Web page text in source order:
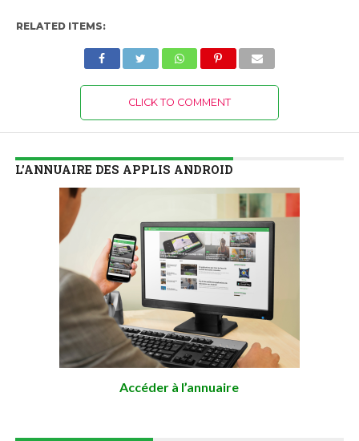
RELATED ITEMS:
CLICK TO COMMENT
L’ANNUAIRE DES APPLIS ANDROID
Accéder à l’annuaire